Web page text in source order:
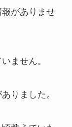
がありませ
ません。
りました。